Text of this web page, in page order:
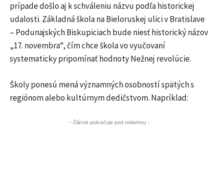
prípade došlo aj k schváleniu názvu podľa historickej
udalosti. Základná škola na Bieloruskej ulici v Bratislave
– Podunajských Biskupiciach bude niesť historický názov
„17. novembra“, čím chce škola vo vyučovaní
systematicky pripomínať hodnoty Nežnej revolúcie.
Školy ponesú mená významných osobností spätých s
regiónom alebo kultúrnym dedičstvom. Napríklad:
- Článok pokračuje pod reklamou -